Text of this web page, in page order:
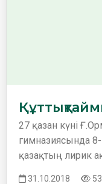
27 қазан күні
гимназиясында
қазақтың лирик
31.10.2018